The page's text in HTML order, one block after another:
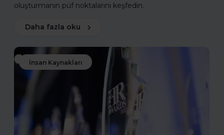
oluşturmanın püf noktalarını keşfedin.
Daha fazla oku
İnsan Kaynakları